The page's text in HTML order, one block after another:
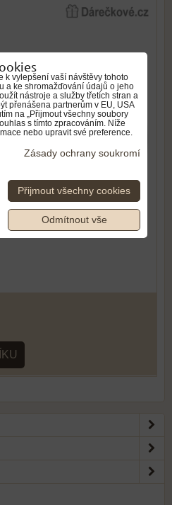
k vylepšení vaší návštěvy tohoto
a ke shromažďování údajů o jeho
nástroje a služby třetích stran a
přenášena partnerům v EU, USA
na „Přijmout všechny soubory
s tímto zpracováním. Níže
nebo upravit své preference.
Zásady ochrany soukromí
Přijmout všechny cookies
Odmítnout vše